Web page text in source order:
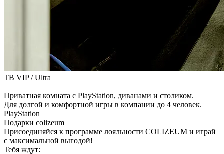
ТВ VIP / Ultra
Приватная комната с PlayStation, диванами и столиком.
Для долгой и комфортной игры в компании до 4 человек.
PlayStation
Подарки colizeum
Присоединяйся к программе лояльности COLIZEUM и играй
с максимальной выгодой!
Тебя ждут: